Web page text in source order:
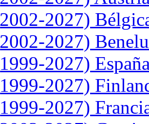
2027)
2027)
2027)
2027)
2027)